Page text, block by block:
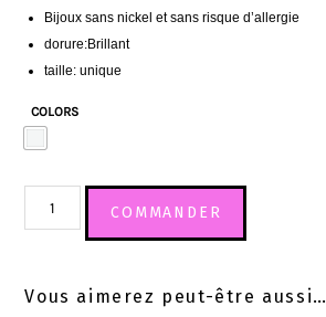
Bijoux sans nickel et sans risque d’allergie
dorure:Brillant
taille: unique
COLORS
COMMANDER
Vous aimerez peut-être aussi…